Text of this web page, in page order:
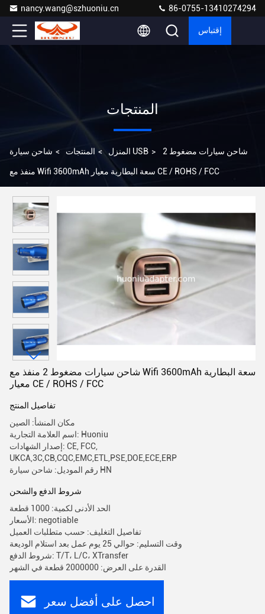
nancy.wang@szhuoniu.cn 86-0755-13410274294
إقتباس
المنتجات
المنزل > المنتجات > شاحن سيارة USB > شاحن سيارات مضغوط 2
منفذ مع Wifi 3600mAh سعة البطارية معيار CE / ROHS / FCC
شاحن سيارات مضغوط 2 منفذ مع Wifi 3600mAh سعة البطارية
معيار CE / ROHS / FCC
تفاصيل المنتج
مكان المنشأ: الصين
اسم العلامة التجارية: Huoniu
إصدار الشهادات: CE, FCC,
UKCA,3C,CB,CQC,EMC,ETL,PSE,DOE,ECE,ERP
رقم الموديل: شاحن سيارة HN
شروط الدفع والشحن
الحد الأدنى لكمية: 1000 قطعة
الأسعار: negotiable
تفاصيل التغليف: حسب متطلبات العميل
وقت التسليم: حوالي 25 يوم عمل بعد استلام الوديعة
شروط الدفع: T/T، L/C، XTransfer
القدرة على العرض: 2000000 قطعة في الشهر
احصل على أفضل سعر